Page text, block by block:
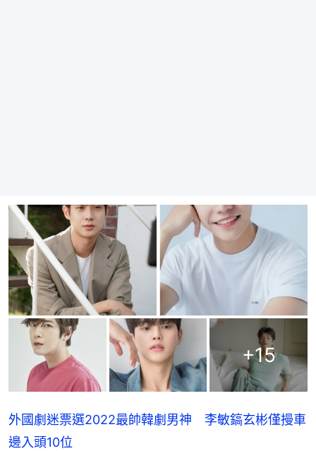
+15
外國劇迷票選2022最帥韓劇男神 李敏鎬玄彬僅摱車
邊入頭10位